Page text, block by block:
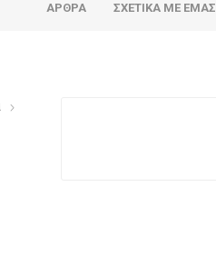
ΆΡΘΡΑ ΣΧΕΤΙΚΆ ΜΕ ΕΜΆΣ